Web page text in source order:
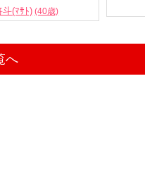
斗(ﾏｻﾄ) (40歳)
へ